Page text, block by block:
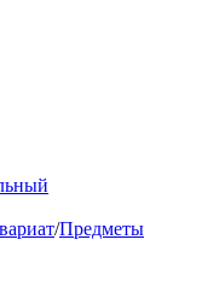
/Предметы